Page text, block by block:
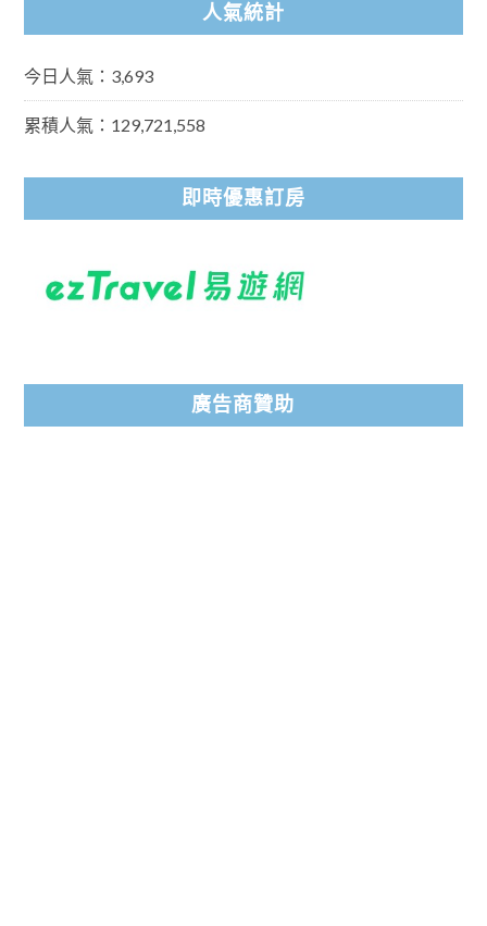
人氣統計
今日人氣：3,693
累積人氣：129,721,558
即時優惠訂房
廣告商贊助